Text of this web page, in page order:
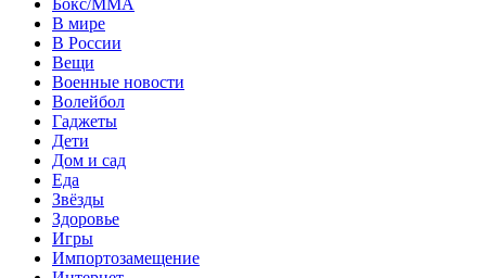
В мире
В России
Вещи
Военные новости
Волейбол
Гаджеты
Дети
Дом и сад
Еда
Звёзды
Здоровье
Игры
Импортозамещение